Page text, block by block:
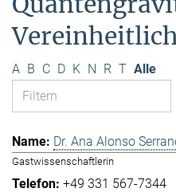
A B C D K N R T Alle
Dr. Ana Alonso
Gastwissenschaftlerin
+49 331 567-7344